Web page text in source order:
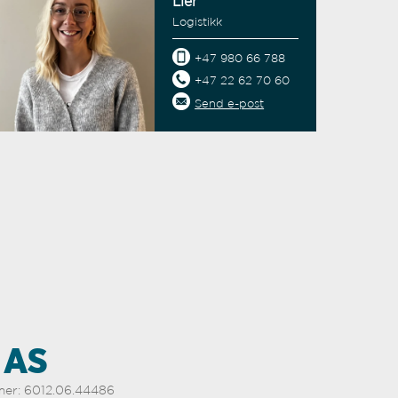
Logistikk
+47 980 66 788
+47 22 62 70 60
Send e-post
+47 980 66 788
Send e-post
6012.06.44486